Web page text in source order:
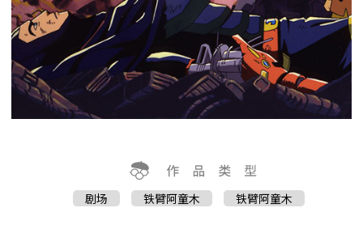
剧场 铁臂阿童木 铁臂阿童木